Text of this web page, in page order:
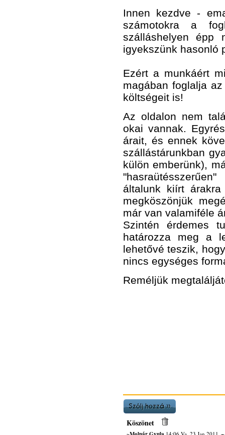
Innen kezdve -
számotokra a
szálláshelyen épp
igyekszünk hasonló
Ezért a munkáért
magában foglalja
költségeit is!
Az oldalon nem
okai vannak.
árait, és ennek
szállástárunkban
külön emberünk),
általunk kiírt
megköszönjük
már van valamiféle
Szintén érdemes
határozza meg a
lehetővé teszik,
nincs egységes
Reméljük
Köszönet